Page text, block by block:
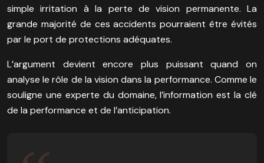
simple irritation à la perte de vision permanente. La
grande majorité de ces accidents pourraient être évités
par le port de protections adéquates.
L’argument devient encore plus puissant quand on
analyse le rôle de la vision dans la performance. Comme le
souligne une experte du domaine, l’information est la clé
de la performance et de l’anticipation.